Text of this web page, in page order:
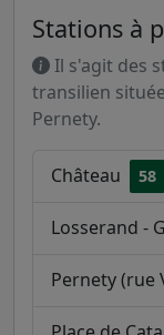
Stations à
Il s'agit des
transilien
Pernety.
Château 58
Losserand -
Pernety (rue